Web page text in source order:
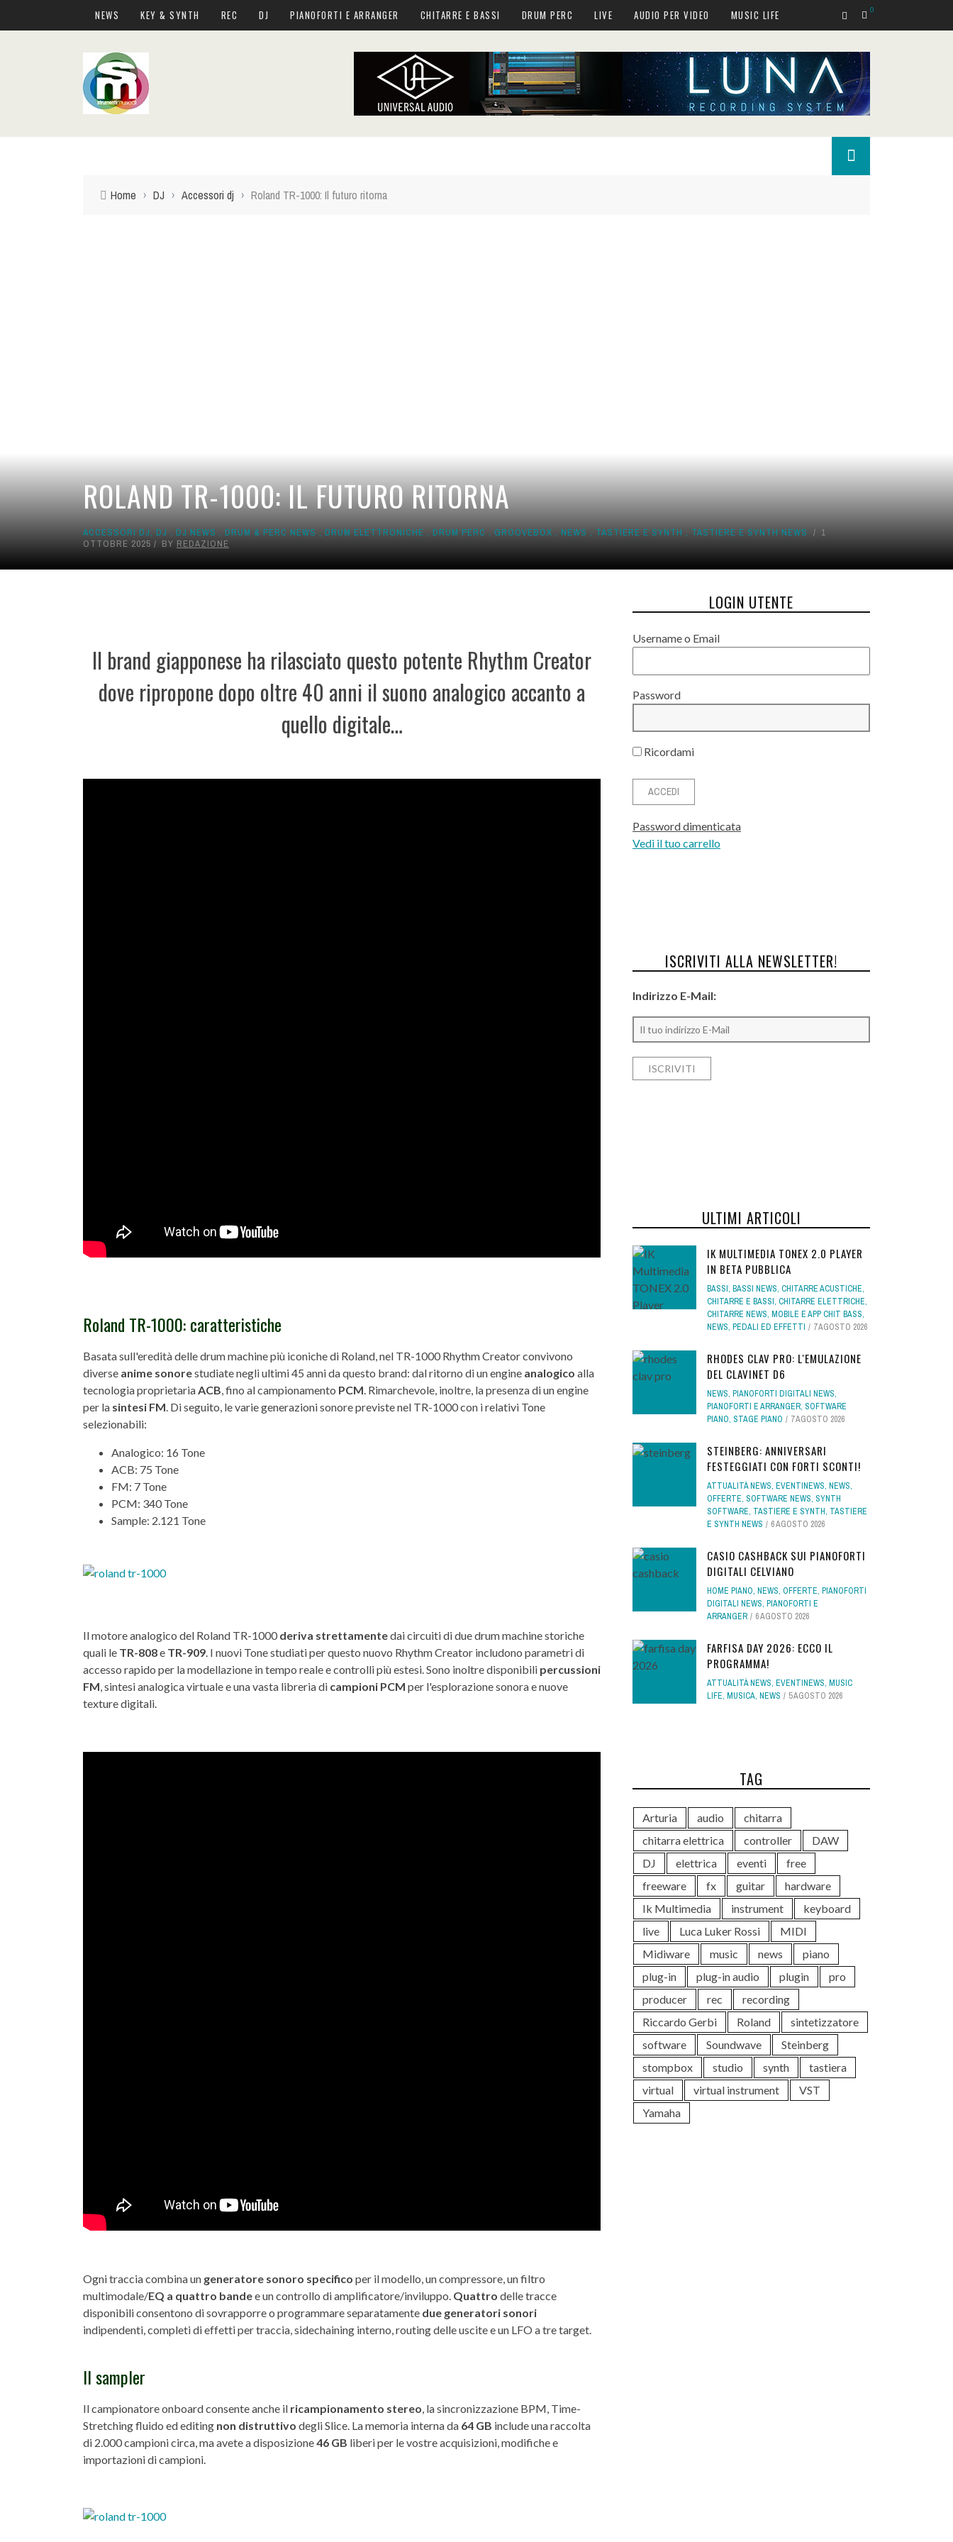
NEWS KEY & SYNTH REC DJ PIANOFORTI E ARRANGER CHITARRE E BASSI DRUM PERC LIVE AUDIO PER VIDEO MUSIC LIFE 0
Home › DJ › Accessori dj › Roland TR-1000: Il futuro ritorna
ROLAND TR-1000: IL FUTURO RITORNA
ACCESSORI DJ, DJ , DJ NEWS , DRUM & PERC NEWS , DRUM ELETTRONICHE , DRUM PERC , GROOVEBOX , NEWS , TASTIERE E SYNTH , TASTIERE E SYNTH NEWS
1
OTTOBRE 2025
BY REDAZIONE
Il brand giapponese ha rilasciato questo potente Rhythm Creator
dove ripropone dopo oltre 40 anni il suono analogico accanto a
quello digitale…
Roland TR-1000: caratteristiche
Basata sull'eredità delle drum machine più iconiche di Roland, nel TR-1000 Rhythm Creator convivono
diverse anime sonorestudiate negli ultimi 45 anni da questo brand: dal ritorno di un engine analogico alla
tecnologia proprietariaACB, fino al campionamento PCM. Rimarchevole, inoltre, la presenza di un engine
per la sintesi FM. Di seguito, le varie generazioni sonore previste nel TR-1000 con i relativi Tone
selezionabili:
Analogico: 16 Tone
ACB: 75 Tone
FM: 7 Tone
PCM: 340 Tone
Sample: 2.121 Tone
Il motore analogico del Roland TR-1000 deriva strettamentedai circuiti di due drum machine storiche
quali le TR-808e TR-909. I nuovi Tone studiati per questo nuovo Rhythm Creator includono parametri di
accesso rapido per la modellazione in tempo reale e controlli più estesi. Sono inoltre disponibili percussioni
FM, sintesi analogica virtuale e una vasta libreria di campioni PCM per l'esplorazione sonora e nuove
texture digitali.
Ogni traccia combina un generatore sonoro specifico per il modello, un compressore, un filtro
multimodale/EQ a quattro bandee un controllo di amplificatore/inviluppo. Quattro delle tracce
disponibili consentono di sovrapporre o programmare separatamente due generatori sonori
indipendenti, completi di effetti per traccia, sidechaining interno, routing delle uscite e un LFO a tre target.
Il sampler
Il campionatore onboard consente anche il ricampionamento stereo, la sincronizzazione BPM, Time-
Stretching fluido ed editing non distruttivo degli Slice. La memoria interna da 64 GB include una raccolta
di 2.000 campioni circa, ma avete a disposizione46 GB liberi per le vostre acquisizioni, modifiche e
importazioni di campioni.
LOGIN UTENTE
Username o Email
Password
Ricordami
Password dimenticata
Vedi il tuo carrello
ISCRIVITI ALLA NEWSLETTER!
Indirizzo E-Mail:
ULTIMI ARTICOLI
IK MULTIMEDIA TONEX 2.0 PLAYER
IN BETA PUBBLICA
BASSI, BASSI NEWS, CHITARRE ACUSTICHE,
CHITARRE E BASSI, CHITARRE ELETTRICHE,
CHITARRE NEWS, MOBILE E APP CHIT BASS,
NEWS, PEDALI ED EFFETTI 7 AGOSTO 2026
RHODES CLAV PRO: L'EMULAZIONE
DEL CLAVINET D6
NEWS, PIANOFORTI DIGITALI NEWS,
PIANOFORTI E ARRANGER, SOFTWARE
PIANO, STAGE PIANO 7 AGOSTO 2026
STEINBERG: ANNIVERSARI
FESTEGGIATI CON FORTI SCONTI!
ATTUALITÀ NEWS, EVENTINEWS, NEWS,
OFFERTE, SOFTWARE NEWS, SYNTH
SOFTWARE, TASTIERE E SYNTH, TASTIERE
E SYNTH NEWS
6 AGOSTO 2026
CASIO CASHBACK SUI PIANOFORTI
DIGITALI CELVIANO
HOME PIANO, NEWS, OFFERTE, PIANOFORTI
DIGITALI NEWS, PIANOFORTI E
ARRANGER
6 AGOSTO 2026
FARFISA DAY 2026: ECCO IL
PROGRAMMA!
ATTUALITÀ NEWS, EVENTINEWS, MUSIC
LIFE, MUSICA, NEWS 5 AGOSTO 2026
TAG
Arturia audio
chitarra
chitarra elettrica
controller
DAW
DJ
elettrica eventi
free
freeware
fx guitar
hardware
Ik Multimedia
instrument
keyboard
live
Luca Luker Rossi
MIDI
Midiware
music news
piano
plug-in
plug-in audio plugin
pro
producer
rec
recording
Riccardo Gerbi
Roland
sintetizzatore
software
Soundwave
Steinberg
stompbox
studio synth
tastiera
virtual
virtual instrument
VST
Yamaha